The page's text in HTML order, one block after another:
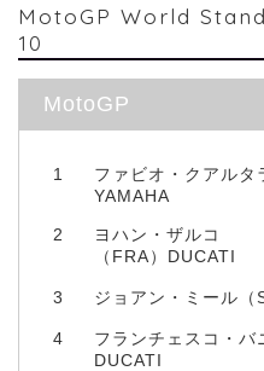
MotoGP World
10
MotoGP
1
ファビオ・クアルタ
YAMAHA
2
ヨハン・ザルコ
（FRA）DUCATI
3 ジョアン・ミール（
4
フランチェスコ・バ
DUCATI